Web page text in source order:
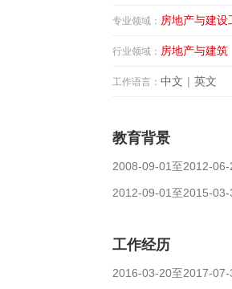
专业领域： 房地产与建设
行业领域： 房地产与建筑
工作语言： 中文 | 英文
教育背景
2008-09-01至2012-
2012-09-01至2015-
工作经历
2016-03-20至2017-